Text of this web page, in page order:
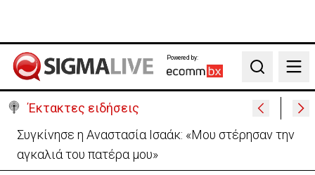
Powered by:
Search
Έκτακτες ειδήσεις
Συγκίνησε η Αναστασία Ισαάκ: «Mου στέρησαν την
αγκαλιά του πατέρα μου»